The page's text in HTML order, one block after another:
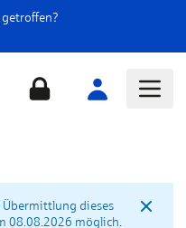
dieses
08.08.2026 möglich.